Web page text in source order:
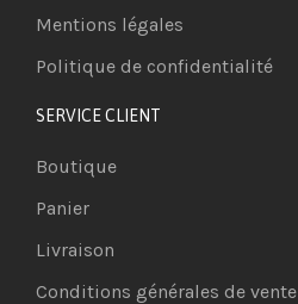
Mentions légales
Politique de confidentialité
SERVICE CLIENT
Boutique
Panier
Livraison
Conditions générales de vente